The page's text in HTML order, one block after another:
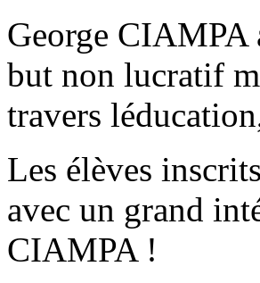
George CIAMPA
but non lucratif
travers
Les élèves
avec un grand
CIAMPA !